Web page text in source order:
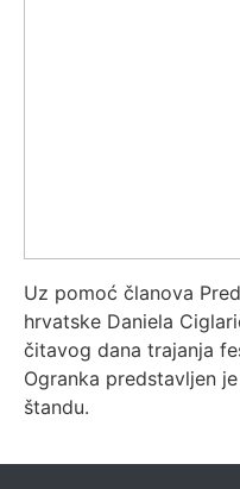
Uz pomoć članova
hrvatske Daniela
čitavog dana trajanja
Ogranka predstavljen
štandu.